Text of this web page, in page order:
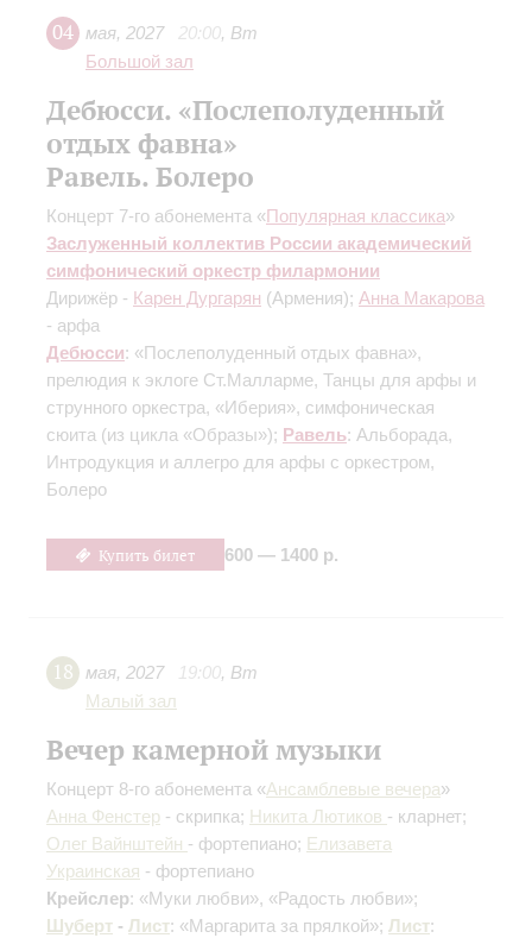
04 мая, 2027 20:00, Вт
Большой зал
Дебюсси. «Послеполуденный
отдых фавна»
Равель. Болеро
Концерт 7-го абонемента «Популярная классика»
Заслуженный коллектив России академический
симфонический оркестр филармонии
Дирижёр - Карен Дургарян (Армения); Анна Макарова
- арфа
Дебюсси: «Послеполуденный отдых фавна»,
прелюдия к эклоге Ст.Малларме, Танцы для арфы и
струнного оркестра, «Иберия», симфоническая
сюита (из цикла «Образы»); Равель: Альборада,
Интродукция и аллегро для арфы с оркестром,
Болеро
Купить билет 600 — 1400 р.
18 мая, 2027 19:00, Вт
Малый зал
Вечер камерной музыки
Концерт 8-го абонемента «Ансамблевые вечера»
Анна Фенстер - скрипка; Никита Лютиков - кларнет;
Олег Вайнштейн - фортепиано; Елизавета
Украинская - фортепиано
Крейслер: «Муки любви», «Радость любви»;
Шуберт - Лист: «Маргарита за прялкой»; Лист: